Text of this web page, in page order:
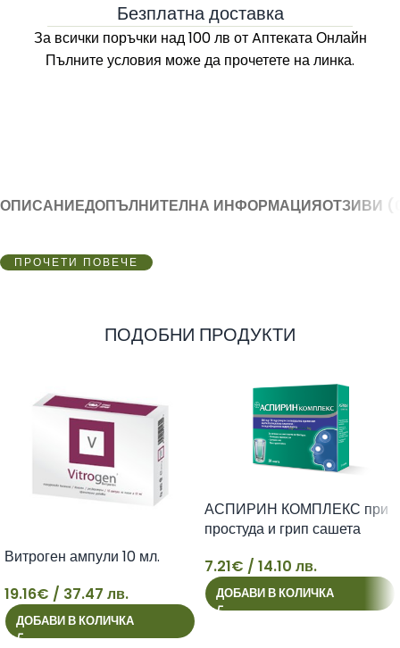
Безплатна доставка
За всички поръчки над 100 лв от Aптеката Онлайн
Пълните условия може да прочетете на линка.
ОПИСАНИЕДОПЪЛНИТЕЛНА ИНФОРМАЦИЯОТЗИВИ
ПРОЧЕТИ ПОВЕЧЕ
ПОДОБНИ ПРОДУКТИ
19
Витроген ампули 10 мл.
19.16€ / 37.47 лв.
ДОБАВИ В КОЛИЧКА
7
АСПИРИН КОМПЛЕКС при
простуда и грип сашета
7.21€ / 14.10 лв.
ДОБАВИ В КОЛИЧКА